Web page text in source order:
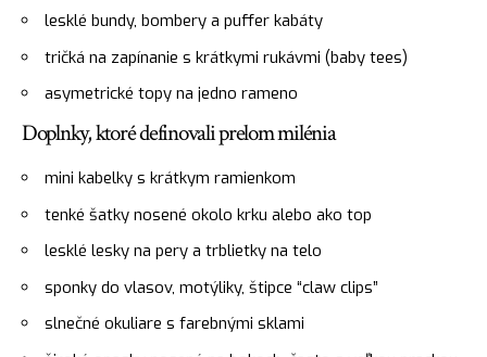
lesklé bundy, bombery a puffer kabáty
tričká na zapínanie s krátkymi rukávmi (baby tees)
asymetrické topy na jedno rameno
Doplnky, ktoré definovali prelom milénia
mini kabelky s krátkym ramienkom
tenké šatky nosené okolo krku alebo ako top
lesklé lesky na pery a trblietky na telo
sponky do vlasov, motýliky, štipce “claw clips”
slnečné okuliare s farebnými sklami